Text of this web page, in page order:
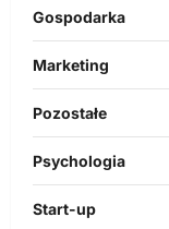
Gospodarka
Marketing
Pozostałe
Psychologia
Start-up